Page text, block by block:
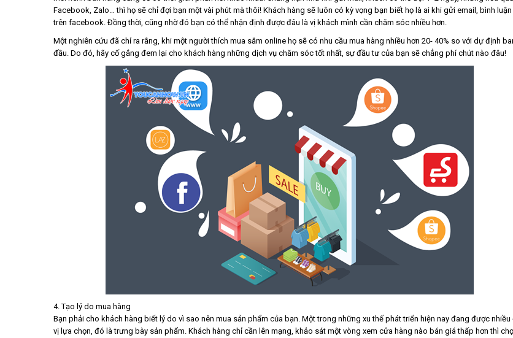
Facebook, Zalo… thì họ sẽ chỉ đợi bạn một vài phút mà thôi! Khách hàng sẽ luôn có kỳ vọng bạn biết họ là ai khi gửi email, bình luận
trên facebook. Đồng thời, cũng nhờ đó bạn có thể nhận định được đâu là vị khách mình cần chăm sóc nhiều hơn.
Một nghiên cứu đã chỉ ra rằng, khi một người thích mua sắm online họ sẽ có nhu cầu mua hàng nhiều hơn 20- 40% so với dự định
đầu. Do đó, hãy cố gắng đem lại cho khách hàng những dịch vụ chăm sóc tốt nhất, sự đầu tư của bạn sẽ chẳng phí chút nào đâu!
4. Tạo lý do mua hàng
Bạn phải cho khách hàng biết lý do vì sao nên mua sản phẩm của bạn. Một trong những xu thế phát triển hiện nay đang được nhiều
vị lựa chọn, đó là trưng bày sản phẩm. Khách hàng chỉ cần lên mạng, khảo sát một vòng xem cửa hàng nào bán giá thấp hơn thì